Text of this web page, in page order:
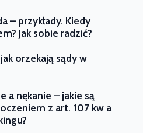
– przykłady. Kiedy
Jak sobie radzić?
orzekają sądy w
a nękanie – jakie są
z art. 107 kw a